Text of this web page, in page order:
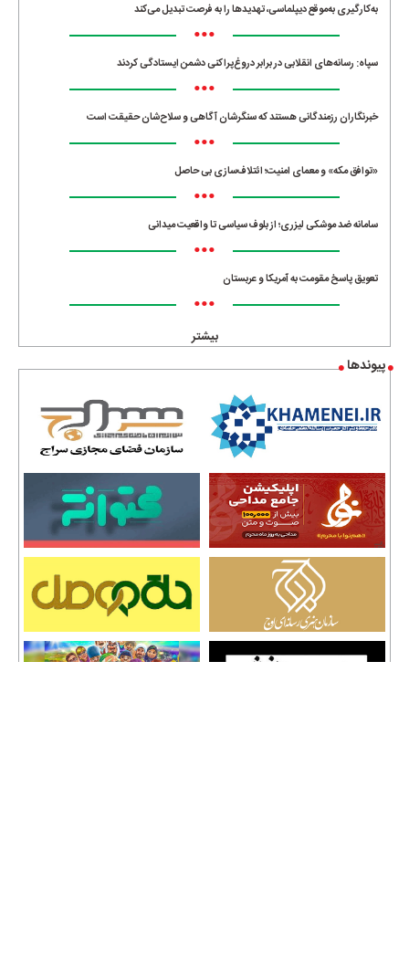
به‌کارگیری به‌موقع دیپلماسی، تهدیدها را به فرصت تبدیل می‌کند
•••
سپاه: رسانه‌های انقلابی در برابر دروغ‌پراکنی دشمن ایستادگی کردند
•••
خبرنگاران رزمندگانی هستند که سنگرشان آگاهی و سلاح‌شان حقیقت است
•••
«توافق مکه» و معمای امنیت؛ ائتلاف‌سازی بی حاصل
•••
سامانه ضد موشکی لیزری؛ از بلوف سیاسی تا واقعیت میدانی
•••
تعویق پاسخ مقومت به آمریکا و عربستان
•••
بیشتر
پیوندها